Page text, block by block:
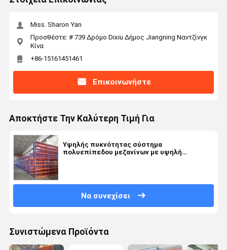
Miss. Sharon Yan
Προσθέστε: # 739 Δρόμο Dixiu Δήμος Jiangning Ναντζίνγκ
Κίνα
+86-15161451461
Επικοινωνήστε
Αποκτήστε Την Καλύτερη Τιμή Για
Υψηλής πυκνότητας σύστημα
πολυεπίπεδου μεζανίνων με υψηλή
Να συνεχίσει
Συνιστώμενα Προϊόντα